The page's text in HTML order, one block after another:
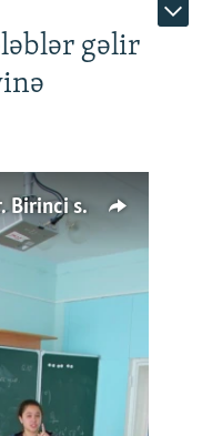
gəlir
50 min müəllim işini itirə bilər. Birinci sinfə gedənlər azalır